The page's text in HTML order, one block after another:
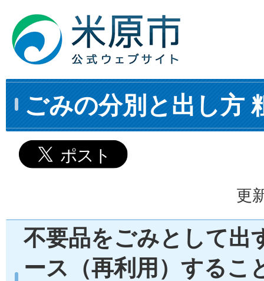
ごみの分別と出し方
更
不要品をごみとして出
ース（再利用）するこ